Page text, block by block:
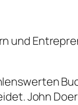
und
John